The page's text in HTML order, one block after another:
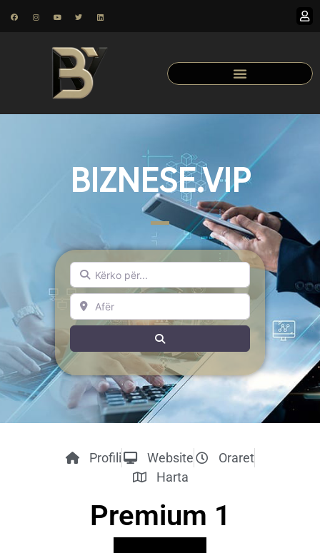
BIZNESE.VIP
Kërko për...
Afër
Profili Website
Oraret
Harta
Premium 1